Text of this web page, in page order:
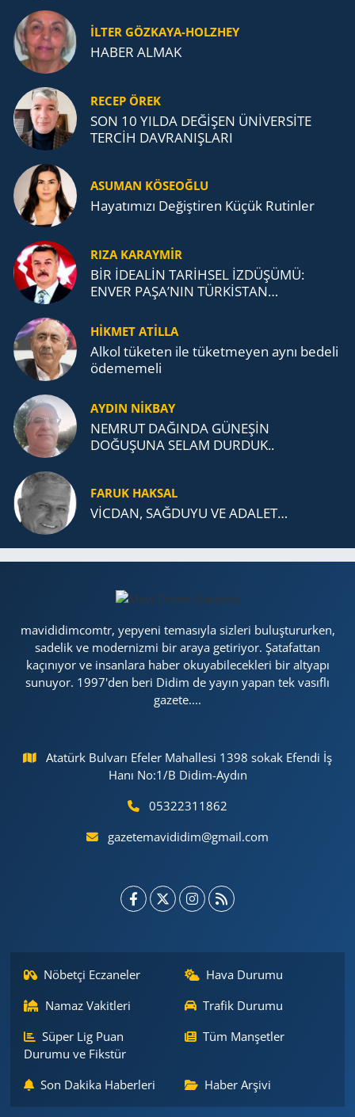
İLTER GÖZKAYA-HOLZHEY
HABER ALMAK
RECEP ÖREK
SON 10 YILDA DEĞİŞEN ÜNİVERSİTE
TERCİH DAVRANIŞLARI
ASUMAN KÖSEOĞLU
Ha­ya­tı­mı­zı De­ğiş­ti­ren Küçük Ru­tin­ler
RIZA KARAYMIR
BİR İDEALİN TARİHSEL İZDÜŞÜMÜ:
ENVER PAŞA’NIN TÜRKİSTAN
TEŞKİLATI’NA UZANAN MİRASI
HİKMET ATİLLA
Alkol tü­ke­ten ile tü­ket­me­yen aynı be­de­li
öde­me­me­li
AYDIN NİKBAY
NEMRUT DAĞINDA GÜNEŞİN
DOĞUŞUNA SELAM DURDUK..
FARUK HAKSAL
VİCDAN, SAĞ­DU­YU VE ADA­LET…
mavididimcomtr, yepyeni temasıyla sizleri buluştururken,
sadelik ve modernizmi bir araya getiriyor. Şatafattan
kaçınıyor ve insanlara haber okuyabilecekleri bir altyapı
sunuyor. 1997'den beri Didim de yayın yapan tek vasıflı
gazete....
Atatürk Bulvarı Efeler Mahallesi 1398 sokak Efendi İş
Hanı No:1/B Didim-Aydın
05322311862
gazetemavididim@gmail.com
Nöbetçi Eczaneler
Hava Durumu
Namaz Vakitleri
Trafik Durumu
Süper Lig Puan
Durumu ve Fikstür
Tüm Manşetler
Son Dakika Haberleri Haber Arşivi